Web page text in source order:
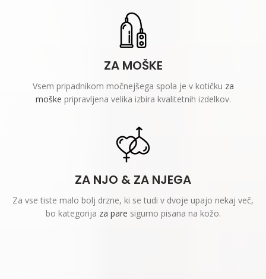
ZA MOŠKE
Vsem pripadnikom močnejšega spola je v kotičku za
moške pripravljena velika izbira kvalitetnih izdelkov.
ZA NJO & ZA NJEGA
Za vse tiste malo bolj drzne, ki se tudi v dvoje upajo nekaj več,
bo kategorija za pare sigurno pisana na kožo.